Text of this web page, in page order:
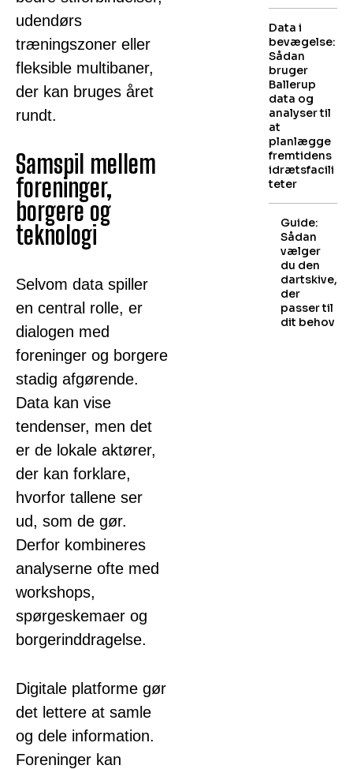
udendørs
træningszoner eller
fleksible multibaner,
der kan bruges året
rundt.
Samspil mellem
foreninger,
borgere og
teknologi
Selvom data spiller
en central rolle, er
dialogen med
foreninger og borgere
stadig afgørende.
Data kan vise
tendenser, men det
er de lokale aktører,
der kan forklare,
hvorfor tallene ser
ud, som de gør.
Derfor kombineres
analyserne ofte med
workshops,
spørgeskemaer og
borgerinddragelse.
Digitale platforme gør
det lettere at samle
og dele information.
Foreninger kan
Data i
bevægelse:
Sådan
bruger
Ballerup
data og
analyser til
at
planlægge
fremtidens
idrætsfacili
teter
Guide:
Sådan
vælger
du den
dartskive,
der
passer til
dit behov